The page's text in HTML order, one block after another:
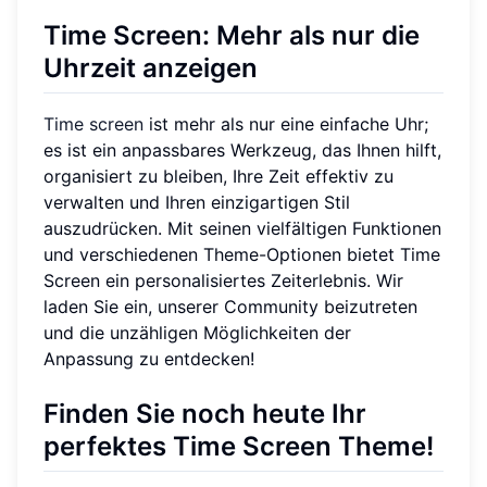
Time Screen: Mehr als nur die
Uhrzeit anzeigen
Time screen ist mehr als nur eine einfache Uhr;
es ist ein anpassbares Werkzeug, das Ihnen hilft,
organisiert zu bleiben, Ihre Zeit effektiv zu
verwalten und Ihren einzigartigen Stil
auszudrücken. Mit seinen vielfältigen Funktionen
und verschiedenen Theme-Optionen bietet Time
Screen ein personalisiertes Zeiterlebnis. Wir
laden Sie ein, unserer Community beizutreten
und die unzähligen Möglichkeiten der
Anpassung zu entdecken!
Finden Sie noch heute Ihr
perfektes Time Screen Theme!